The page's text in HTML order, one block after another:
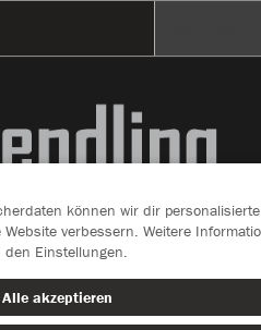
im Teamshop BSC
können wir dir personalisierte
verbessern. Weitere
Einstellungen.
Alle akzeptieren